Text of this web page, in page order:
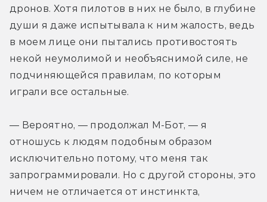
дронов. Хотя пилотов в них не было, в глубине
души я даже испытывала к ним жалость, ведь
в моем лице они пытались противостоять
некой неумолимой и необъяснимой силе, не
подчиняющейся правилам, по которым
играли все остальные.
— Вероятно, — продолжал М-Бот, — я
отношусь к людям подобным образом
исключительно потому, что меня так
запрограммировали. Но с другой стороны, это
ничем не отличается от инстинкта,